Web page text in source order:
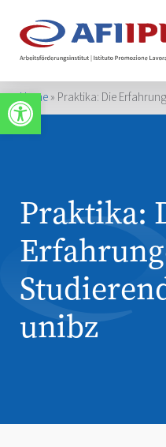
Apri la barra degli strumenti
Home» Praktika: Die
Praktika:
unibz